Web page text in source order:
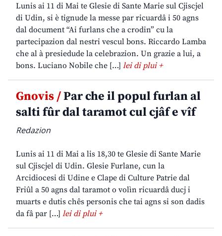
Lunis ai 11 di Mai te Glesie di Sante Marie sul Cjiscjel
di Udin, si è tignude la messe par ricuardâ i 50 agns
dal document “Ai furlans che a crodin” cu la
partecipazion dal nestri vescul bons. Riccardo Lamba
che al à presiedude la celebrazion. Un grazie a lui, a
bons. Luciano Nobile che […] lei di plui +
Gnovis /Par che il popul furlan al
salti fûr dal taramot cul cjâf e vîf
Redazion
Lunis ai 11 di Mai a lis 18,30 te Glesie di Sante Marie
sul Cjiscjel di Udin. Glesie Furlane, cun la
Arcidiocesi di Udine e Clape di Culture Patrie dal
Friûl a 50 agns dal taramot o volìn ricuardâ ducj i
muarts e dutis chês personis che tai agns si son dadis
da fâ par […] lei di plui +